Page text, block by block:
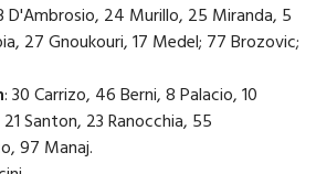
D'Ambrosio, 24 Murillo, 25 Miranda, 5
27 Gnoukouri, 17 Medel; 77 Brozovic;
: 30 Carrizo, 46 Berni, 8 Palacio, 10
Santon, 23 Ranocchia, 55
97 Manaj.